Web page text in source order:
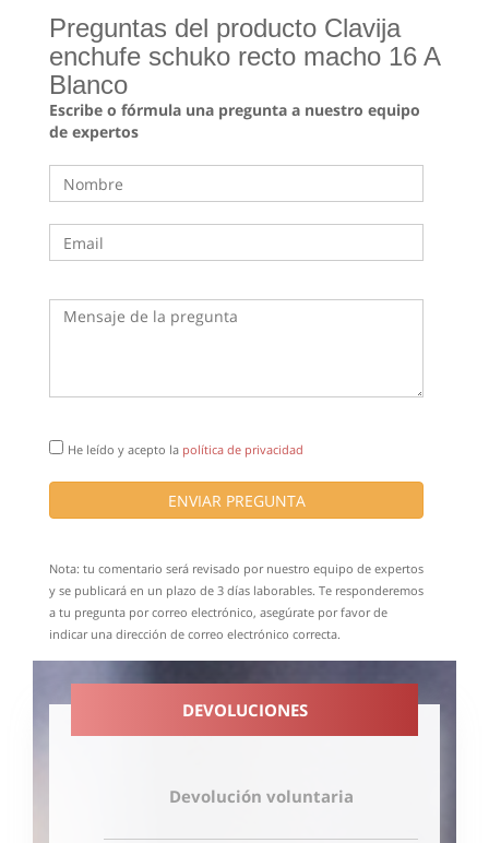
Preguntas del producto Clavija
enchufe schuko recto macho 16 A
Blanco
Escribe o fórmula una pregunta a nuestro equipo
de expertos
He leído y acepto la política de privacidad
ENVIAR PREGUNTA
Nota: tu comentario será revisado por nuestro equipo de expertos
y se publicará en un plazo de 3 días laborables. Te responderemos
a tu pregunta por correo electrónico, asegúrate por favor de
indicar una dirección de correo electrónico correcta.
DEVOLUCIONES
Devolución voluntaria